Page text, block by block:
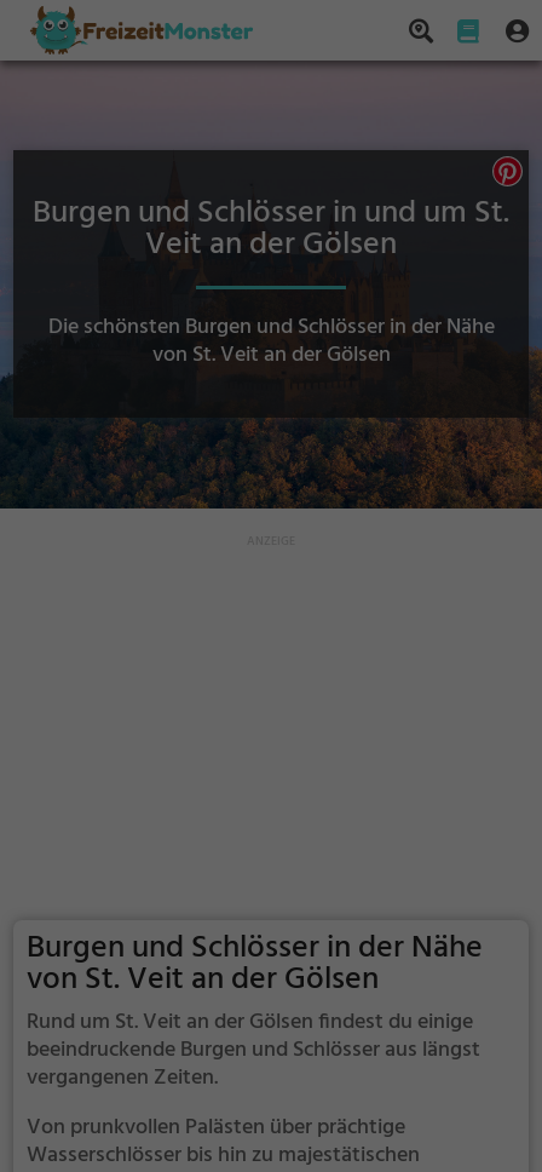
Burgen und Schlösser in und um St.
Veit an der Gölsen
Die schönsten Burgen und Schlösser in der Nähe
von St. Veit an der Gölsen
Burgen und Schlösser in der Nähe
von St. Veit an der Gölsen
Rund um St. Veit an der Gölsen findest du einige
beeindruckende Burgen und Schlösser aus längst
vergangenen Zeiten.
Von prunkvollen Palästen über prächtige
Wasserschlösser bis hin zu majestätischen